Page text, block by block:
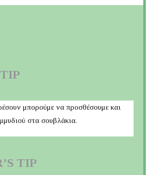
μπορούμε να προσθέσουμε και
στα σουβλάκια.
TIP